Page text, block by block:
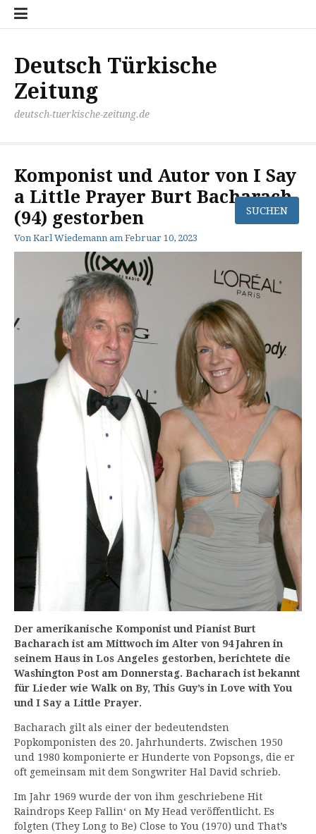
Zum
Inhalt
Deutsch Türkische
Zeitung
deutsch-tuerkische-zeitung.de
Komponist und Autor von I Say
a Little Prayer Burt Bacharach
(94) gestorben
Von Karl Wiedemann am Februar 10, 2023
Der amerikanische Komponist und Pianist Burt
Bacharach ist am Mittwoch im Alter von 94 Jahren in
seinem Haus in Los Angeles gestorben, berichtete die
Washington Post am Donnerstag. Bacharach ist bekannt
für Lieder wie Walk on By, This Guy’s in Love with You
und I Say a Little Prayer.
Bacharach gilt als einer der bedeutendsten
Popkomponisten des 20. Jahrhunderts. Zwischen 1950
und 1980 komponierte er Hunderte von Popsongs, die er
oft gemeinsam mit dem Songwriter Hal David schrieb.
Im Jahr 1969 wurde der von ihm geschriebene Hit
Raindrops Keep Fallin‘ on My Head veröffentlicht. Es
folgten (They Long to Be) Close to You (1970) und That’s